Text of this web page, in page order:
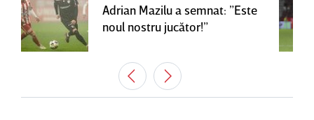
Adrian Mazilu a semnat: ”Este
noul nostru jucător!”